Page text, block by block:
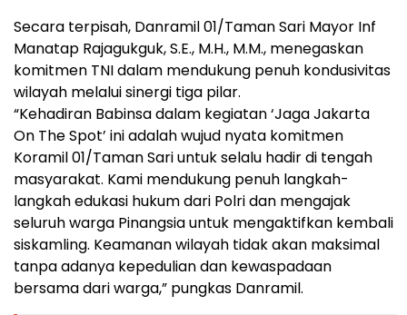
Secara terpisah, Danramil 01/Taman Sari Mayor Inf
Manatap Rajagukguk, S.E., M.H., M.M., menegaskan
komitmen TNI dalam mendukung penuh kondusivitas
wilayah melalui sinergi tiga pilar.
“Kehadiran Babinsa dalam kegiatan ‘Jaga Jakarta
On The Spot’ ini adalah wujud nyata komitmen
Koramil 01/Taman Sari untuk selalu hadir di tengah
masyarakat. Kami mendukung penuh langkah-
langkah edukasi hukum dari Polri dan mengajak
seluruh warga Pinangsia untuk mengaktifkan kembali
siskamling. Keamanan wilayah tidak akan maksimal
tanpa adanya kepedulian dan kewaspadaan
bersama dari warga,” pungkas Danramil.